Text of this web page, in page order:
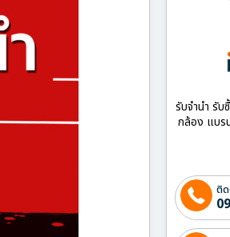
รับจำนำ รั
กล้อง แบร
ติ